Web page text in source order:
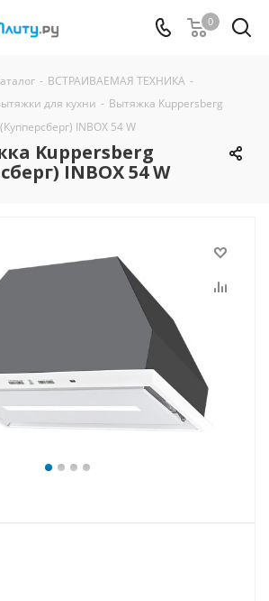
0
- ВСТРАИВАЕМАЯ ТЕХНИКА -
для кухни - Вытяжка Kuppersberg
(Купперсберг) INBOX 54 W
Kuppersberg
INBOX 54 W